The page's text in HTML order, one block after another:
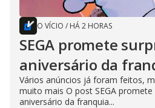
O VÍCIO / HÁ 2 HORAS
SEGA promete
aniversário da
Vários anúncios já foram feitos,
muito mais O post SEGA promete
aniversário da franquia...